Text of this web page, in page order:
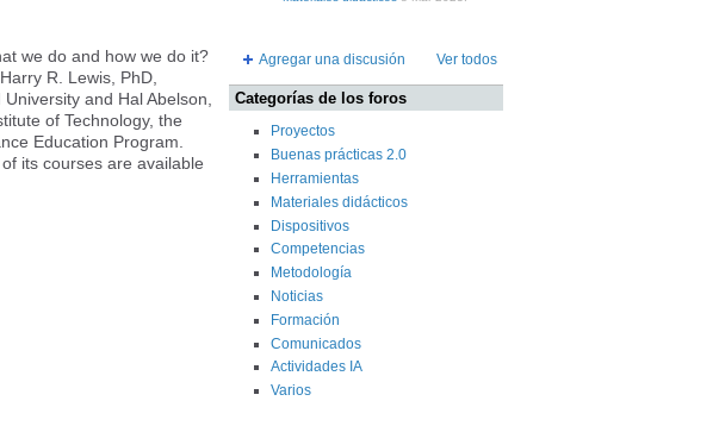
we do and how we do it?
R. Lewis, PhD,
and Hal Abelson,
of Technology, the
Education Program.
its courses are available
Agregar una discusión Ver todos
Categorías de los foros
Proyectos
Buenas prácticas 2.0
Herramientas
Materiales didácticos
Dispositivos
Competencias
Metodología
Noticias
Formación
Comunicados
Actividades IA
Varios